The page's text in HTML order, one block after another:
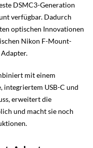
DSMC3-Generation
verfügbar. Dadurch
optischen Innovationen
Nikon F-Mount-
mit einem
integriertem USB-C und
erweitert die
und macht sie noch